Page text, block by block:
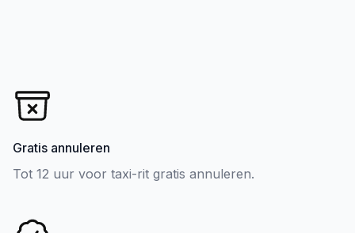
Gratis annuleren
Tot 12 uur voor taxi-rit gratis annuleren.